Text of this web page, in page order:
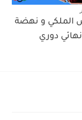
الملكي و نهضة
دوري